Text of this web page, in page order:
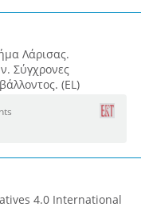
Λάρισας.
Σύγχρονες
(EL)
4.0 International